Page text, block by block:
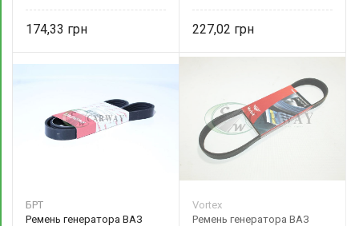
174,33 227,02
БРТ
Ремень генератора ВАЗ
Vortex
Ремень генератора ВАЗ